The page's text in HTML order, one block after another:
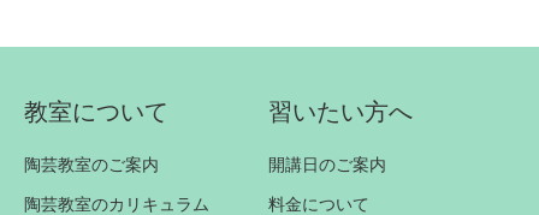
教室について
陶芸教室のご案内
陶芸教室のカリキュラム
習いたい方へ
開講日のご案内
料金について